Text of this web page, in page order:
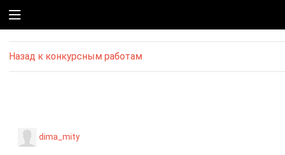
Назад к конкурсным работам
dima_mity